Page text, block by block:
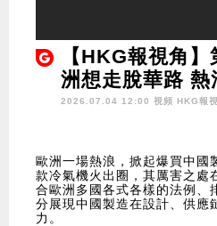
【HKG報視角
洲想走脫華路
2026.07.04 12:00 視頻 HKG報
歐洲一場熱浪，掀起爆買中國
款冷氣機火出圈，其厲害之處
合歐洲多國各式各樣的法例、
分展現中國製造在設計、供應
力。